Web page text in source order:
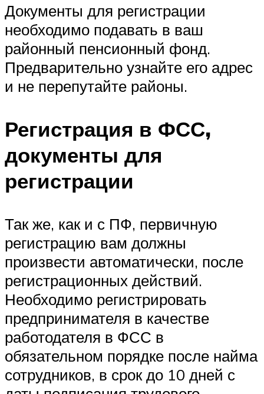
Документы для регистрации
необходимо подавать в ваш
районный пенсионный фонд.
Предварительно узнайте его адрес
и не перепутайте районы.
Регистрация в ФСС,
документы для
регистрации
Так же, как и с ПФ, первичную
регистрацию вам должны
произвести автоматически, после
регистрационных действий.
Необходимо регистрировать
предпринимателя в качестве
работодателя в ФСС в
обязательном порядке после найма
сотрудников, в срок до 10 дней с